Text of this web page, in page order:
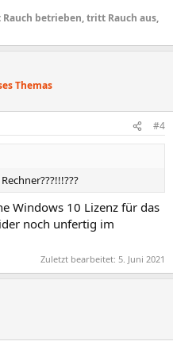
betrieben, tritt Rauch aus,
Themas
#4
Windows 10 Lizenz für das
noch unfertig im
Zuletzt bearbeitet: 5. Juni 2021